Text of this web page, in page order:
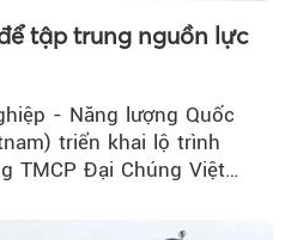
tập trung nguồn lực
- Năng lượng Quốc
triển khai lộ trình
TMCP Đại Chúng Việt